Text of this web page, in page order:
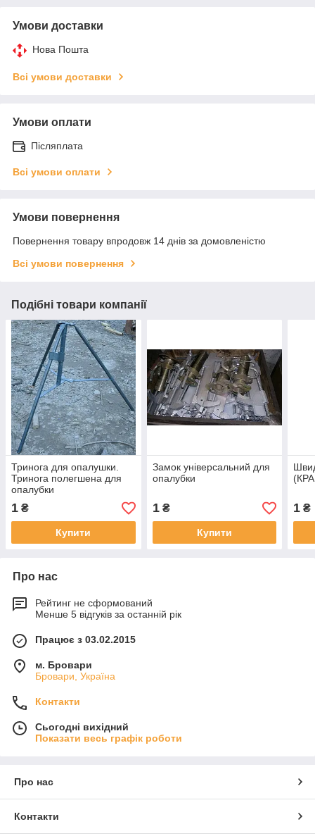
Умови доставки
Нова Пошта
Всі умови доставки
Умови оплати
Післяплата
Всі умови оплати
Умови повернення
Повернення товару впродовж 14 днів за домовленістю
Всі умови повернення
Подібні товари компанії
Тринога для опалушки.
Тринога полегшена для
опалубки
1 ₴
Купити
Замок універсальний для
опалубки
1₴
Купити
1 ₴
Про нас
Рейтинг не сформований
Менше 5 відгуків за останній рік
Працює з 03.02.2015
м. Бровари
Бровари, Україна
Контакти
Сьогодні вихідний
Показати весь графік роботи
Про нас
Контакти